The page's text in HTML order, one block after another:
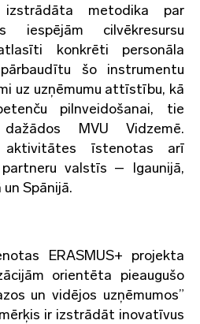
metodika par
iespējām cilvēkresursu
konkrēti personāla
šo instrumentu
uz uzņēmumu attīstību, kā
pilnveidošanai, tie
MVU Vidzemē.
aktivitātes īstenotas arī
valstīs – Igaunijā,
Spānijā.
ERASMUS+ projekta
orientēta pieaugušo
un vidējos uzņēmumos”
ir izstrādāt inovatīvus